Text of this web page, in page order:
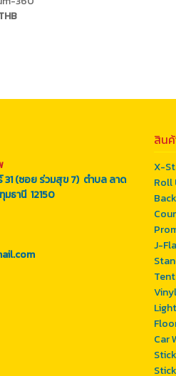
31 (ซอย ร่วมสุข 7) ตำบล ลาด
มธานี 12150
สิน
X-
Roll
J-
Car